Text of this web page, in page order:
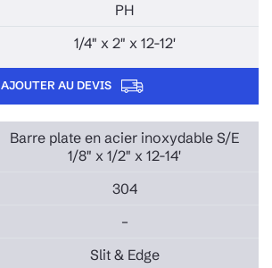
PH
1/4" x 2" x 12-12'
AJOUTER AU DEVIS
Barre plate en acier inoxydable S/E
1/8" x 1/2" x 12-14'
304
–
Slit & Edge